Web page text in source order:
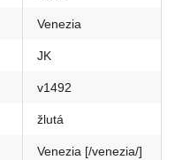
Venezia
JK
v1492
žlutá
Venezia [/venezia/]